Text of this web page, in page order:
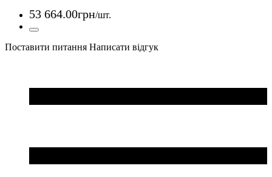
53 664.00грн/шт.
Поставити питання Написати відгук